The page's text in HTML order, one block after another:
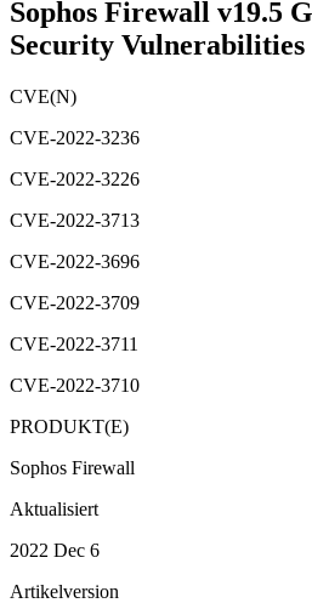
Sophos Firewall v19.5
Security Vulnerabilities
CVE(N)
CVE-2022-3236
CVE-2022-3226
CVE-2022-3713
CVE-2022-3696
CVE-2022-3709
CVE-2022-3711
CVE-2022-3710
PRODUKT(E)
Sophos Firewall
Aktualisiert
2022 Dec 6
Artikelversion